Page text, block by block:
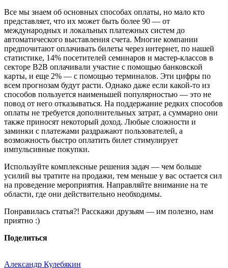
Все мы знаем об основных способах оплаты, но мало кто
представляет, что их может быть более 90 — от
международных и локальных платежных систем до
автоматического выставления счета. Многие компании
предпочитают оплачивать билеты через интернет, по нашей
статистике, 14% посетителей семинаров и мастер-классов в
секторе B2B оплачивали участие с помощью банковской
карты, и еще 2% — с помощью терминалов. Эти цифры по
всем прогнозам будут расти. Однако даже если какой-то из
способов пользуется наименьшей популярностью — это не
повод от него отказываться. На поддержание редких способов
оплаты не требуется дополнительных затрат, а суммарно они
также приносят некоторый доход. Любые сложности и
заминки с платежами раздражают пользователей, а
возможность быстро оплатить билет стимулирует
импульсивные покупки.
Используйте комплексные решения задач — чем больше
усилий вы тратите на продажи, тем меньше у вас остается сил
на проведение мероприятия. Направляйте внимание на те
области, где они действительно необходимы.
Понравилась статья?! Расскажи друзьям — им полезно, нам
приятно :)
Поделиться
Александр Кулебякин